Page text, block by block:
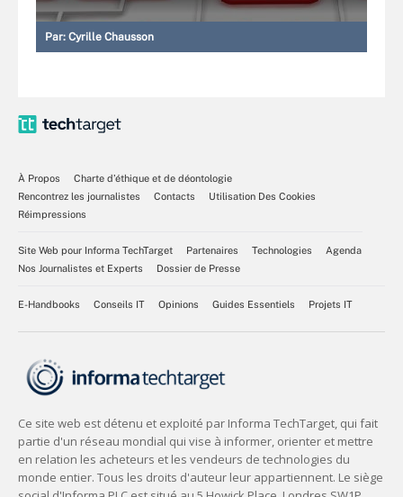
Par: Cyrille Chausson
À Propos
Charte d’éthique et de déontologie
Rencontrez les journalistes
Contacts
Utilisation Des Cookies
Réimpressions
Site Web pour Informa TechTarget Partenaires Technologies
Agenda
Nos Journalistes et Experts
Dossier de Presse
E-Handbooks Conseils IT Opinions Guides Essentiels Projets IT